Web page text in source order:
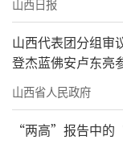
今后，我
标，聚焦美丽
废城市建设，
碧水、净土保
景、谱写美丽
山西日报
山西代表团分组
登杰蓝佛安卢东亮
山西省人民政府
“两高”报告中的